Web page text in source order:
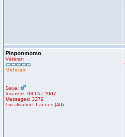
Pinponmomo
Vétéran
Sexe:
Inscrit le: 08 Oct 2007
Messages: 3279
Localisation: Landes (40)